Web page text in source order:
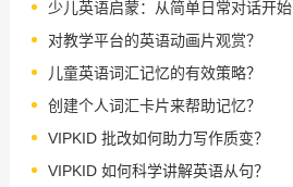
少儿英语启蒙：从简单日常对话开始
对教学平台的英语动画片观赏？
儿童英语词汇记忆的有效策略？
创建个人词汇卡片来帮助记忆？
VIPKID 批改如何助力写作质变？
VIPKID 如何科学讲解英语从句？